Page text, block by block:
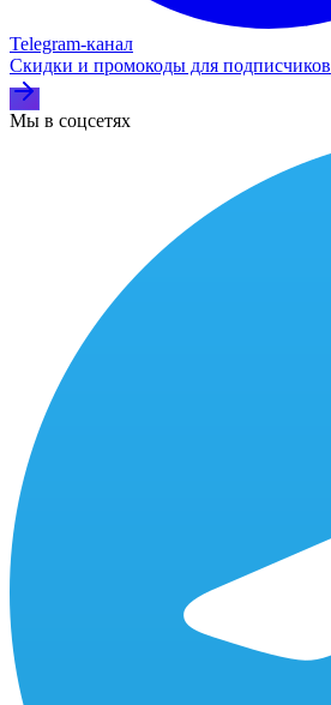
Telegram‑канал
Скидки и промокоды для подписчиков
Мы в соцсетях